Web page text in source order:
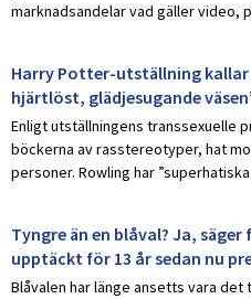
marknadsandelar vad gäller video,
Harry Potter-utställning
hjärtlöst, glädjesugande
Enligt utställningens transsexuelle
böckerna av rasstereotyper, hat
personer. Rowling har
Tyngre än en blåval? Ja,
upptäckt för 13 år sedan nu
Blåvalen har länge ansetts vara